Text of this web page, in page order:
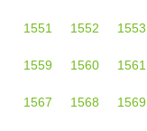
1551 1552 1553
1559 1560 1561
1567 1568 1569